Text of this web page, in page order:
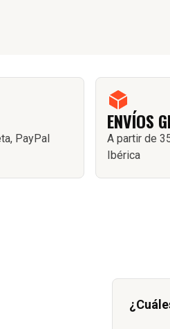
PayPal
ENVÍOS
A partir de
Ibérica